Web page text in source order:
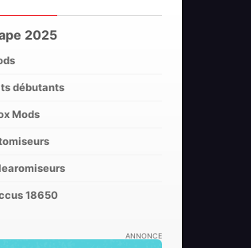
2025
débutants
Mods
18650
ANNONCE